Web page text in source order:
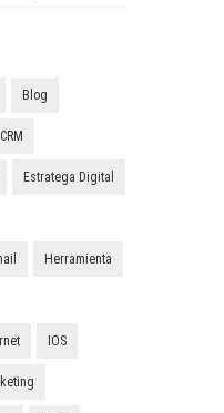
Blog
CRM
Estratega Digital
Herramienta
IOS